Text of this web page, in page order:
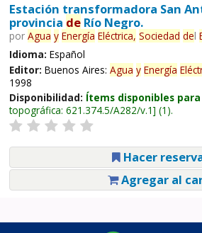
Estación transformadora San
provincia deRío Negro.
por Agua y Energía Eléctrica, Sociedad del
Idioma: Español
Editor: Buenos Aires: Agua y Energía
1998
Disponibilidad: Ítems disponibles
topográfica: 621.374.5/A282/v.1 (1).
Hacer
Agregar al